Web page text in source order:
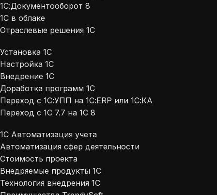
1С:Документооборот 8
1С в облаке
Отраслевые решения 1С
Установка 1С
Настройка 1С
Внедрение 1С
Доработка программ 1С
Переход с 1С:УПП на 1С:ERP или 1С:КА
Переход с 1С 7.7 на 1С 8
1С Автоматизация учета
Автоматизация сфер деятельности
Стоимость проекта
Внедряемые продукты 1С
Технология внедрения 1С